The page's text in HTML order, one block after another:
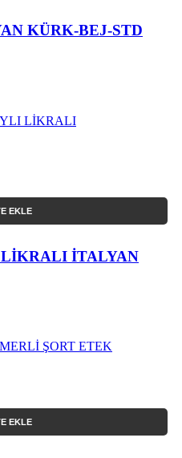
KÜRK-BEJ-STD
EKLE
İTALYAN
EKLE